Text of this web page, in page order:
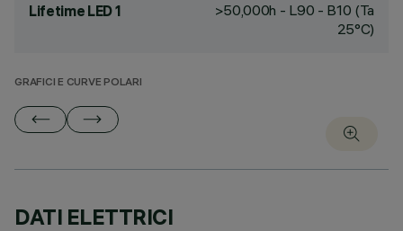
Lifetime LED 1
>50,000h - L90 - B10 (Ta
25°C)
GRAFICI E CURVE POLARI
DATI ELETTRICI